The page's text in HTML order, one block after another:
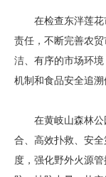
在检查东泮莲花
责任，不断完善农
洁、有序的市场环
机制和食品安全追溯
在黄岐山森林公
合、高效扑救、安
度，强化野外火源